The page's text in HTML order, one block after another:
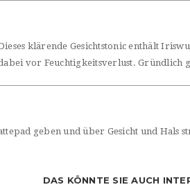
klärende Gesichtstonic enthält
vor Feuchtigkeitsverlust.
geben und über Gesicht und Hals
DAS KÖNNTE SIE AUCH